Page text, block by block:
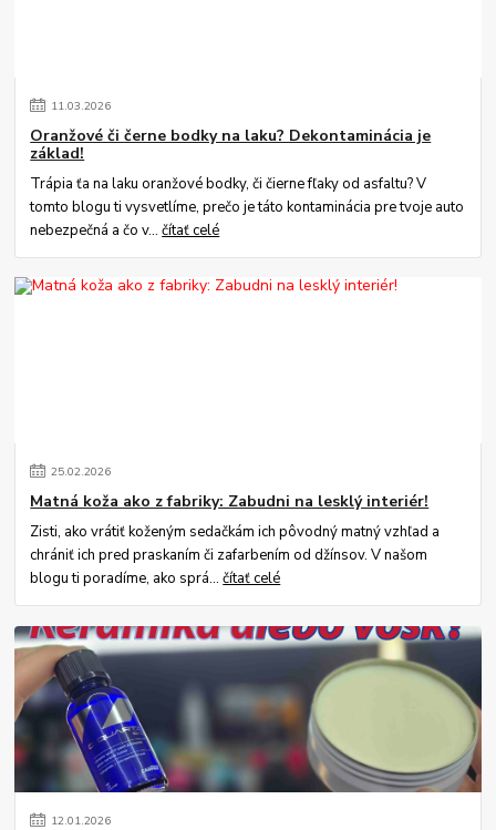
11.03.2026
Oranžové či černe bodky na laku? Dekontaminácia je
základ!
Trápia ťa na laku oranžové bodky, či čierne fľaky od asfaltu? V
tomto blogu ti vysvetlíme, prečo je táto kontaminácia pre tvoje auto
nebezpečná a čo v...čítať celé
25.02.2026
Matná koža ako z fabriky: Zabudni na lesklý interiér!
Zisti, ako vrátiť koženým sedačkám ich pôvodný matný vzhľad a
chrániť ich pred praskaním či zafarbením od džínsov. V našom
blogu ti poradíme, ako sprá...čítať celé
12.01.2026